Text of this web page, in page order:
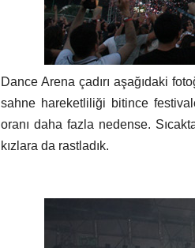
Dance Arena çadırı aşağıdaki
sahne hareketliliği bitince
oranı daha fazla nedense.
kızlara da rastladık.